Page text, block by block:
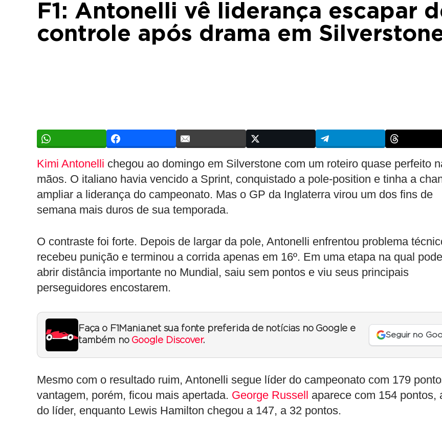
F1: Antonelli vê liderança escapar
controle após drama em
Kimi Antonelli chegou ao domingo em Silverstone com um roteiro quase perfeito
mãos. O italiano havia vencido a Sprint, conquistado a pole-position e tinha a
ampliar a liderança do campeonato. Mas o GP da Inglaterra virou um dos fins de
semana mais duros de sua temporada.
O contraste foi forte. Depois de largar da pole, Antonelli enfrentou problema
recebeu punição e terminou a corrida apenas em 16º. Em uma etapa na qual
abrir distância importante no Mundial, saiu sem pontos e viu seus principais
perseguidores encostarem.
Faça o F1Mania.net sua fonte preferida de notícias no Google e
também no Google Discover.
Seguir no
Mesmo com o resultado ruim, Antonelli segue líder do campeonato com 179
vantagem, porém, ficou mais apertada. George Russell aparece com 154 pontos,
do líder, enquanto Lewis Hamilton chegou a 147, a 32 pontos.